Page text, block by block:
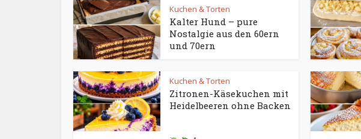
Kuchen & Torten
Kalter Hund – pure
Nostalgie aus den 60ern
und 70ern
Kuchen & Torten
Zitronen-Käsekuchen mit
Heidelbeeren ohne Backen